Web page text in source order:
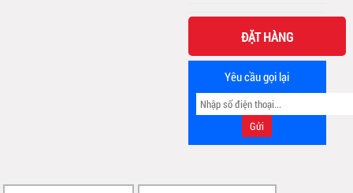
ĐẶT HÀNG
Yêu cầu gọi lại